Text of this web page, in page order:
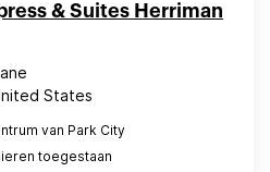
& Suites Herriman
States
van Park City
toegestaan